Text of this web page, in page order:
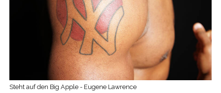
Steht auf den Big Apple - Eugene Lawrence